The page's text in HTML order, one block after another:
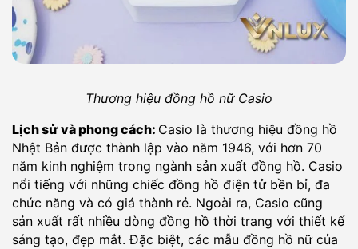
Thương hiệu đồng hồ nữ Casio
Lịch sử và phong cách: Casio là thương hiệu đồng hồ
Nhật Bản được thành lập vào năm 1946, với hơn 70
năm kinh nghiệm trong ngành sản xuất đồng hồ. Casio
nổi tiếng với những chiếc đồng hồ điện tử bền bỉ, đa
chức năng và có giá thành rẻ. Ngoài ra, Casio cũng
sản xuất rất nhiều dòng đồng hồ thời trang với thiết kế
sáng tạo, đẹp mắt. Đặc biệt, các mẫu đồng hồ nữ của